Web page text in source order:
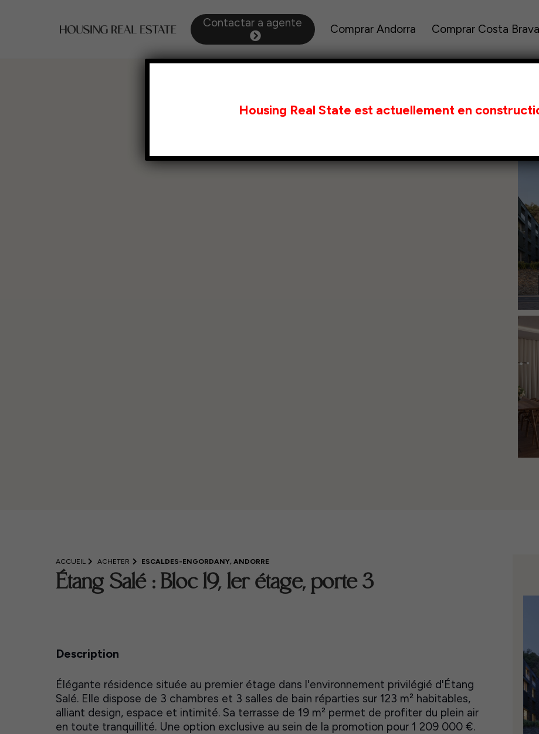
Contactar a agente Comprar Andorra Comprar Costa Brava
ACCUEIL ACHETER ESCALDES-ENGORDANY, ANDORRE
Étang Salé : Bloc 19, 1er étage, porte 3
Description
Élégante résidence située au premier étage dans l'environnement privilégié d'Étang
Salé. Elle dispose de 3 chambres et 3 salles de bain réparties sur 123 m² habitables,
alliant design, espace et intimité. Sa terrasse de 19 m² permet de profiter du plein air
en toute tranquillité. Une option exclusive au sein de la promotion pour 1 209 000 €.
Housing Real State est actuellement en